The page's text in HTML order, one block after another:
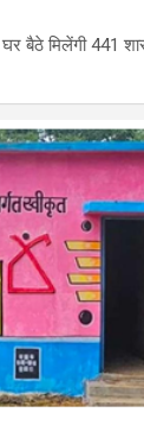
बैठे मिलेंगी 441